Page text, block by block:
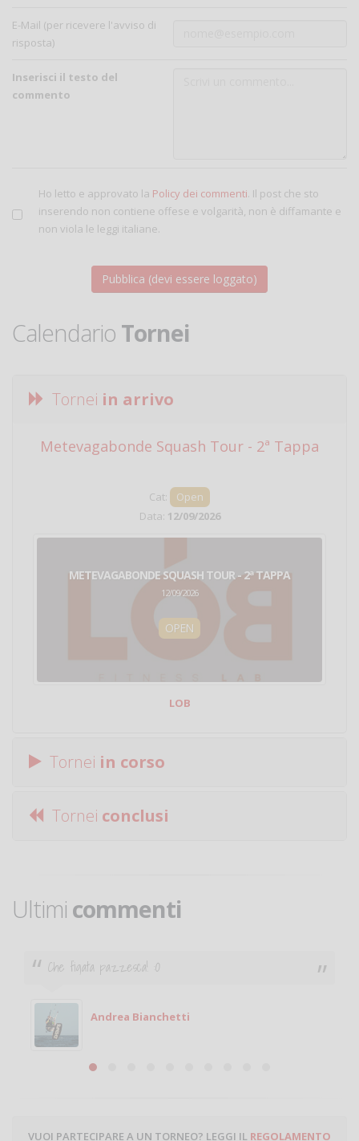
E-Mail (per ricevere l'avviso di
risposta)
Inserisci il testo del
commento
Ho letto e approvato la Policy dei commenti. Il post che sto
inserendo non contiene offese e volgarità, non è diffamante e
non viola le leggi italiane.
Calendario Tornei
Tornei in arrivo
Metevagabonde Squash Tour - 2ª Tappa
Cat:
Open
Data: 12/09/2026
METEVAGABONDE SQUASH TOUR - 2ª TAPPA
12/09/2026
OPEN
LOB
Tornei in corso
Tornei conclusi
Ultimi commenti
Ciao. Sono a Treviglio da poco e vorrei tornare a
giocare. Se sei in zona e puoi giocare fammi sapere.
Michele
Michele Miglionico
VUOI PARTECIPARE A UN TORNEO? LEGGI IL REGOLAMENTO